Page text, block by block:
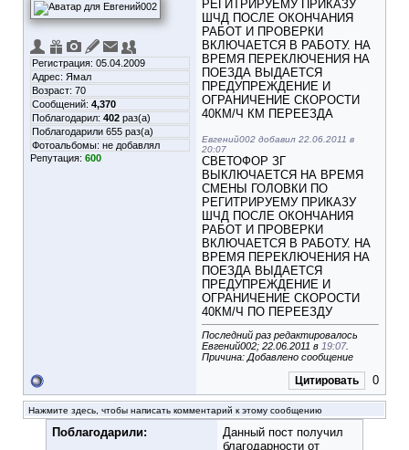
Регистрация: 05.04.2009
Адрес: Ямал
Возраст: 70
Сообщений: 4,370
Поблагодарил: 402 раз(а)
Поблагодарили 655 раз(а)
Фотоальбомы: не добавлял
Репутация: 600
РЕГИТРИРУЕМУ ПРИКАЗУ
ШЧД ПОСЛЕ ОКОНЧАНИЯ
РАБОТ И ПРОВЕРКИ
ВКЛЮЧАЕТСЯ В РАБОТУ. НА
ВРЕМЯ ПЕРЕКЛЮЧЕНИЯ НА
ПОЕЗДА ВЫДАЕТСЯ
ПРЕДУПРЕЖДЕНИЕ И
ОГРАНИЧЕНИЕ СКОРОСТИ
40КМ/Ч КМ ПЕРЕЕЗДА
Евгений002 добавил 22.06.2011 в
20:07
СВЕТОФОР ЗГ
ВЫКЛЮЧАЕТСЯ НА ВРЕМЯ
СМЕНЫ ГОЛОВКИ ПО
РЕГИТРИРУЕМУ ПРИКАЗУ
ШЧД ПОСЛЕ ОКОНЧАНИЯ
РАБОТ И ПРОВЕРКИ
ВКЛЮЧАЕТСЯ В РАБОТУ. НА
ВРЕМЯ ПЕРЕКЛЮЧЕНИЯ НА
ПОЕЗДА ВЫДАЕТСЯ
ПРЕДУПРЕЖДЕНИЕ И
ОГРАНИЧЕНИЕ СКОРОСТИ
40КМ/Ч ПО ПЕРЕЕЗДУ
Последний раз редактировалось
Евгений002; 22.06.2011 в 19:07.
Причина: Добавлено сообщение
Цитировать 0
Нажмите здесь, чтобы написать комментарий к этому сообщению
Поблагодарили:
Данный пост получил
благодарности от